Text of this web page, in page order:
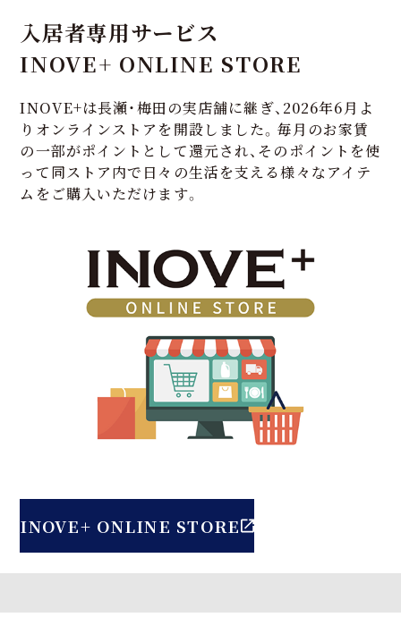
入居者専用サービス
INOVE+ ONLINE STORE
INOVE+は長瀬・梅田の実店舗に継ぎ、2026年6月よ
りオンラインストアを開設しました。毎月のお家賃
の一部がポイントとして還元され、そのポイントを使
って同ストア内で日々の生活を支える様々なアイテ
ムをご購入いただけます。
INOVE+ ONLINE STORE